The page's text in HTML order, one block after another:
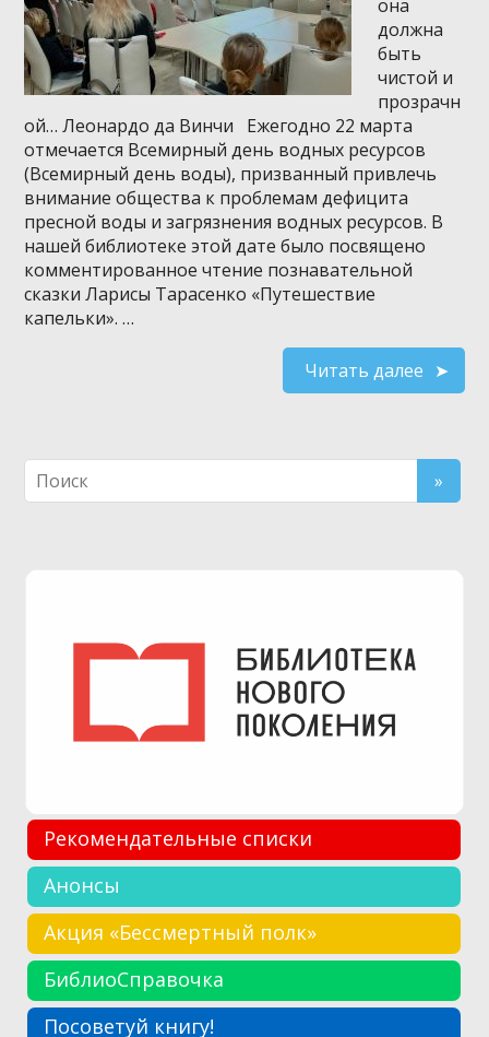
она
должна
быть
чистой и
прозрачн
ой… Леонардо да Винчи Ежегодно 22 марта
отмечается Всемирный день водных ресурсов
(Всемирный день воды), призванный привлечь
внимание общества к проблемам дефицита
пресной воды и загрязнения водных ресурсов. В
нашей библиотеке этой дате было посвящено
комментированное чтение познавательной
сказки Ларисы Тарасенко «Путешествие
капельки». …
Читать далее
Рекомендательные списки
Анонсы
Акция «Бессмертный полк»
БиблиоСправочка
Посоветуй книгу!